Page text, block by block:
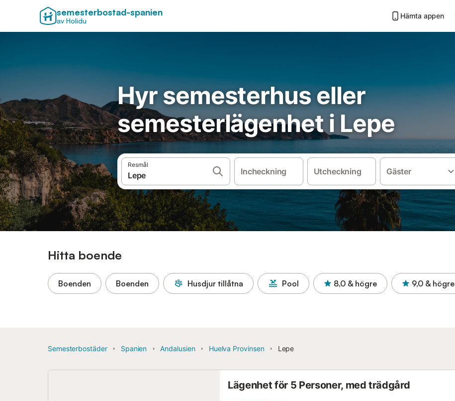
semesterbostad-spanien
av Holidu
Hämta appen
Hyr semesterhus eller
semesterlägenhet i Lepe
Resmål
Incheckning Utcheckning Gäster
Hitta boende
Boenden Boenden Husdjur tillåtna Pool 8,0 & högre 9,0 & högre
Semesterbostäder Spanien Andalusien Huelva Provinsen Lepe
Lägenhet för 5 Personer, med trädgård